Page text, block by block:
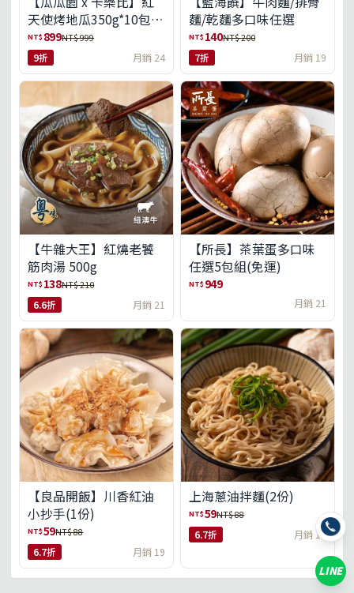
天使烤地瓜350g*10包
(免運組)
NT$ 899NT$ 999
9折 月銷 24
麵/乾麵多口味任選
NT$ 140NT$ 200
7折 月銷 19
【牛雜大王】紅燒老饕
筋肉湯 500g
NT$ 138NT$ 210
6.6折 月銷 21
【所長】茶葉蛋多口味
任選5包組(免運)
NT$ 949
月銷 21
【良品開飯】川香紅油
小抄手(1份)
NT$59NT$ 88
6.7折 月銷 19
上海蔥油拌麵(2份)
NT$59NT$ 88
6.7折 月銷 18
LINE